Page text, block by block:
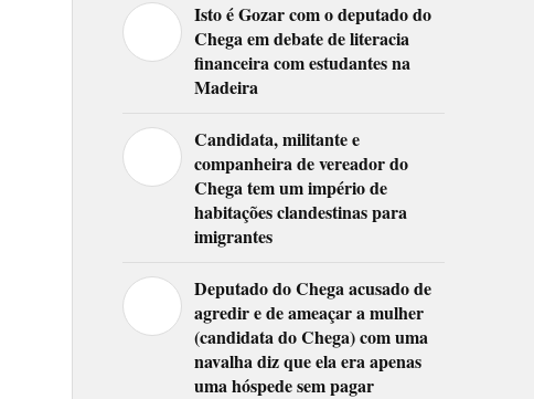
Isto é Gozar com o deputado do
Chega em debate de literacia
financeira com estudantes na
Madeira
Candidata, militante e
companheira de vereador do
Chega tem um império de
habitações clandestinas para
imigrantes
Deputado do Chega acusado de
agredir e de ameaçar a mulher
(candidata do Chega) com uma
navalha diz que ela era apenas
uma hóspede sem pagar